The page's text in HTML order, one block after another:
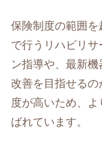
保険制度の範囲
で行うリハビリ
ン指導や、最新
改善を目指せる
度が高いため、
ばれています。